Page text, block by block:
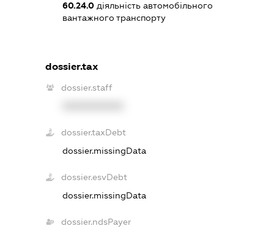
60.24.0 діяльність автомобільного
вантажного транспорту
dossier.tax
dossier.staff
dossier.taxDebt
dossier.missingData
dossier.esvDebt
dossier.missingData
dossier.ndsPayer